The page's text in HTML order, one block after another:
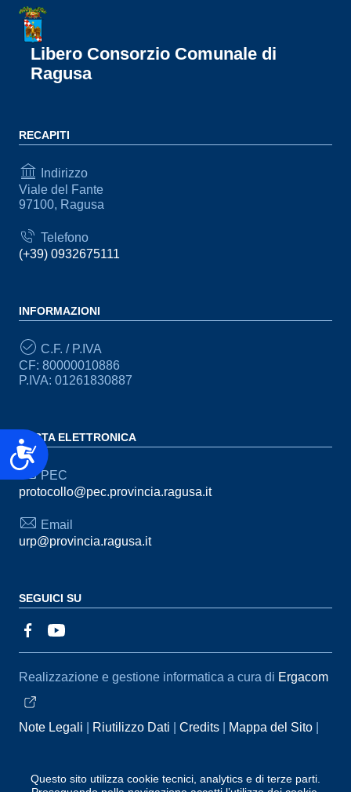
Accessibilità
Questo sito utilizza cookie tecnici, analytics e di terze parti.
Libero Consorzio Comunale di
Ragusa
RECAPITI
Indirizzo
Viale del Fante
97100, Ragusa
Telefono
(+39) 0932675111
INFORMAZIONI
C.F. / P.IVA
CF: 80000010886
P.IVA: 01261830887
POSTA ELETTRONICA
PEC
protocollo@pec.provincia.ragusa.it
Email
urp@provincia.ragusa.it
SEGUICI SU
Sezione Link Utili
Realizzazione e gestione informatica a cura di Ergacom
Note Legali Riutilizzo Dati Credits
Mappa del Sito
Segnalazioni
Statistiche accessi Dichiarazione di